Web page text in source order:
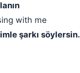
with me
şarkı söylersin.